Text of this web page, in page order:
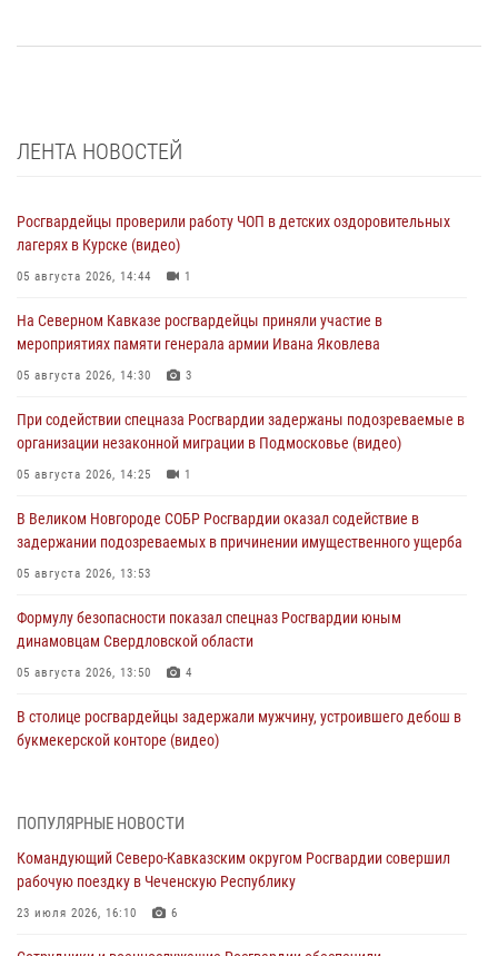
ЛЕНТА НОВОСТЕЙ
Росгвардейцы проверили работу ЧОП в детских оздоровительных
лагерях в Курске (видео)
05 августа 2026, 14:44 1
На Северном Кавказе росгвардейцы приняли участие в
мероприятиях памяти генерала армии Ивана Яковлева
05 августа 2026, 14:30 3
При содействии спецназа Росгвардии задержаны подозреваемые в
организации незаконной миграции в Подмосковье (видео)
05 августа 2026, 14:25 1
В Великом Новгороде СОБР Росгвардии оказал содействие в
задержании подозреваемых в причинении имущественного ущерба
05 августа 2026, 13:53
Формулу безопасности показал спецназ Росгвардии юным
динамовцам Свердловской области
05 августа 2026, 13:50 4
В столице росгвардейцы задержали мужчину, устроившего дебош в
букмекерской конторе (видео)
В Удмуртии при силовой поддержке спецназа Росгвардии
оздоровительных услуг (видео)
05 августа 2026, 13:20
ПОПУЛЯРНЫЕ НОВОСТИ
Командующий Северо-Кавказским округом Росгвардии совершил
рабочую поездку в Чеченскую Республику
23 июля 2026, 16:10 6